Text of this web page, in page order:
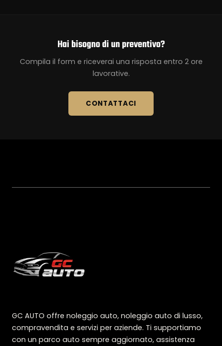
Hai bisogno di un preventivo?
Compila il form e riceverai una risposta entro 2 ore
lavorative.
CONTATTACI
GC AUTO offre noleggio auto, noleggio auto di lusso,
compravendita e servizi per aziende. Ti supportiamo
con un parco auto sempre aggiornato, assistenza